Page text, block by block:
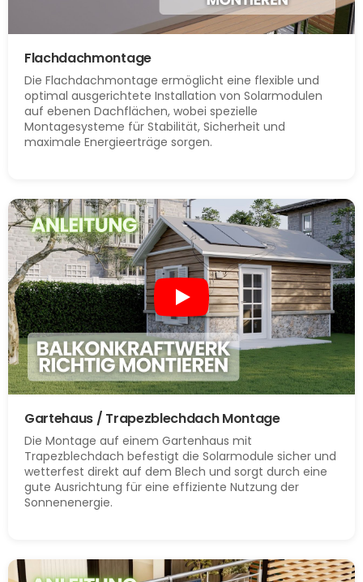
Flachdachmontage
Die Flachdachmontage ermöglicht eine flexible und
optimal ausgerichtete Installation von Solarmodulen
auf ebenen Dachflächen, wobei spezielle
Montagesysteme für Stabilität, Sicherheit und
maximale Energieerträge sorgen.
Gartehaus / Trapezblechdach Montage
Die Montage auf einem Gartenhaus mit
Trapezblechdach befestigt die Solarmodule sicher und
wetterfest direkt auf dem Blech und sorgt durch eine
gute Ausrichtung für eine effiziente Nutzung der
Sonnenenergie.